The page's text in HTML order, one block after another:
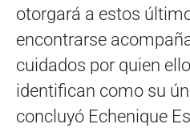
otorgará a estos
encontrarse
cuidados por quien
identifican como su
concluyó Echenique